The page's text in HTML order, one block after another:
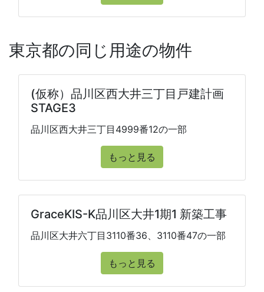
東京都の同じ用途の物件
(仮称）品川区西大井三丁目戸建計画
STAGE3
品川区西大井三丁目4999番12の一部
もっと見る
GraceKIS-K品川区大井1期1 新築工事
品川区大井六丁目3110番36、3110番47の一部
もっと見る